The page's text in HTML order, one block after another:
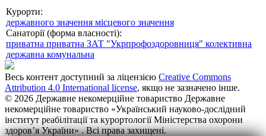
Курорти:
державного значення місцевого значення
Санаторії (форма власності):
приватна приватна ЗАТ "Укрпрофоздоровниця" колективна
державна комунальна
Весь контент доступний за ліцензією Creative Commons
Attribution 4.0 International license, якщо не зазначено інше.
© 2026 Державне некомерційне товариство Державне
некомерційне товариство «Український науково-дослідний
інститут реабілітації та курортології Міністерства охорони
здоров’я України» . Всі права захищені.